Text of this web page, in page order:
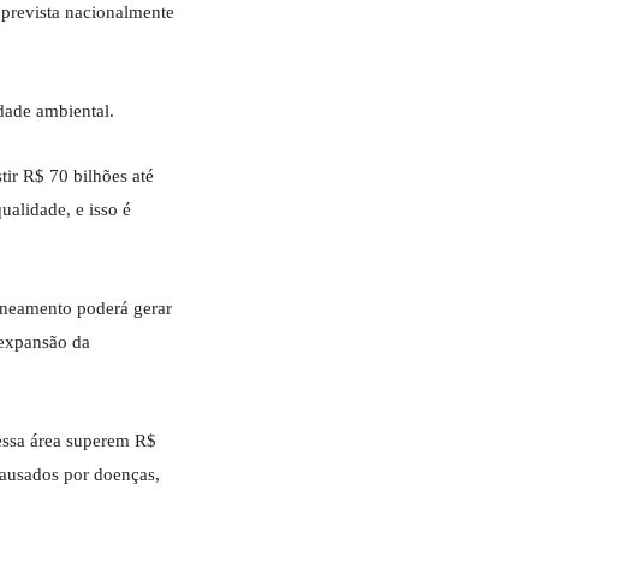
nacionalmente
ambiental.
R$ 70 bilhões até
e isso é
poderá gerar
da
área superem R$
por doenças,